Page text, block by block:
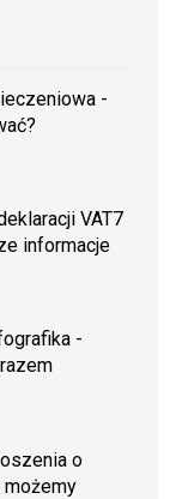
-
VAT7
informacje
-
o
możemy